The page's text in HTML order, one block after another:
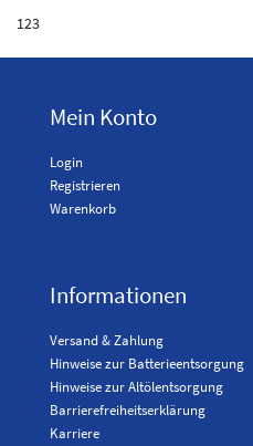
123
Mein Konto
Login
Registrieren
Warenkorb
Informationen
Versand & Zahlung
Hinweise zur Batterieentsorgung
Hinweise zur Altölentsorgung
Barrierefreiheitserklärung
Karriere